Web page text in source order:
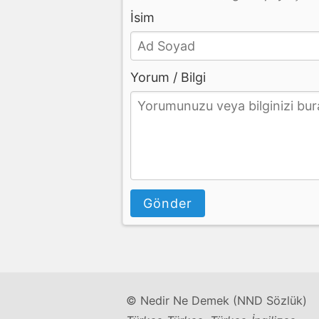
İsim
Yorum / Bilgi
Gönder
© Nedir Ne Demek (NND Sözlük)